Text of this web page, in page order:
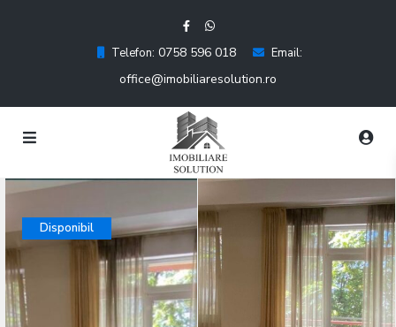
Telefon: 0758 596 018 Email:
office@imobiliaresolution.ro
Disponibil